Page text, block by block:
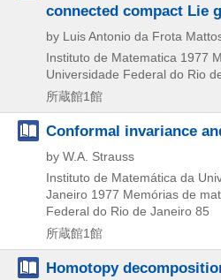
connected compact Lie
by Luis Antonio da Frota
Instituto de Matematica 1977
Universidade Federal do Rio
所蔵館1館
Conformal invariance
by W.A. Strauss
Instituto de Matemática da
Janeiro 1977 Memórias de
Federal do Rio de Janeiro 85
所蔵館1館
Homotopy